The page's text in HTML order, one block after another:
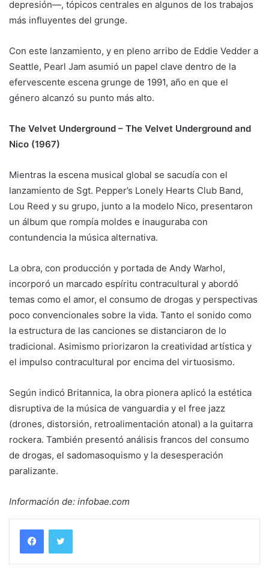
depresión—, tópicos centrales en algunos de los trabajos
más influyentes del grunge.
Con este lanzamiento, y en pleno arribo de Eddie Vedder a
Seattle, Pearl Jam asumió un papel clave dentro de la
efervescente escena grunge de 1991, año en que el
género alcanzó su punto más alto.
The Velvet Underground – The Velvet Underground and
Nico (1967)
Mientras la escena musical global se sacudía con el
lanzamiento de Sgt. Pepper’s Lonely Hearts Club Band,
Lou Reed y su grupo, junto a la modelo Nico, presentaron
un álbum que rompía moldes e inauguraba con
contundencia la música alternativa.
La obra, con producción y portada de Andy Warhol,
incorporó un marcado espíritu contracultural y abordó
temas como el amor, el consumo de drogas y perspectivas
poco convencionales sobre la vida. Tanto el sonido como
la estructura de las canciones se distanciaron de lo
tradicional. Asimismo priorizaron la creatividad artística y
el impulso contracultural por encima del virtuosismo.
Según indicó Britannica, la obra pionera aplicó la estética
disruptiva de la música de vanguardia y el free jazz
(drones, distorsión, retroalimentación atonal) a la guitarra
rockera. También presentó análisis francos del consumo
de drogas, el sadomasoquismo y la desesperación
paralizante.
Información de: infobae.com